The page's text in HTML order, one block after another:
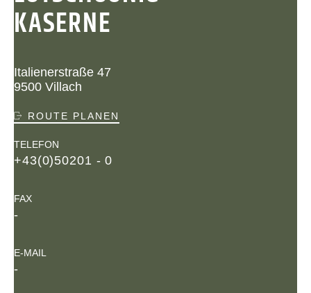
KASERNE
Italienerstraße 47
9500 Villach
ROUTE PLANEN
TELEFON
+43(0)50201 - 0
FAX
-
E-MAIL
-